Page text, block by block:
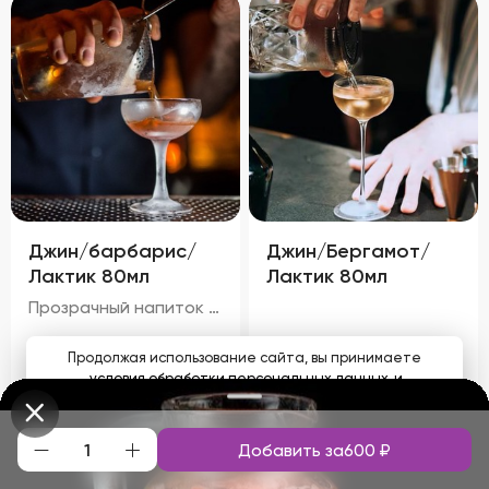
Джин/барбарис/
Лактик 80мл
Прозрачный напиток с легким светло-желтым оттенком и золотистыми бликами, обусловленными чаем и барбарисом. Аромат свежий, с преобладанием запаха черного чая и тонких мятных ноток. Цитрусовый оттенок джина гармонично сочетается с характерным запахом барбариса, а молочный аромат лактического кордиала придает напитку мягкость и округлость.
250₽
Джин/Бергамот/
Лактик 80мл
250₽
Продолжая использование сайта, вы принимаете
условия обработки персональных данныхи
соглашаетесь с использованием аналитических файлов
Понятно
Добавить за600 ₽